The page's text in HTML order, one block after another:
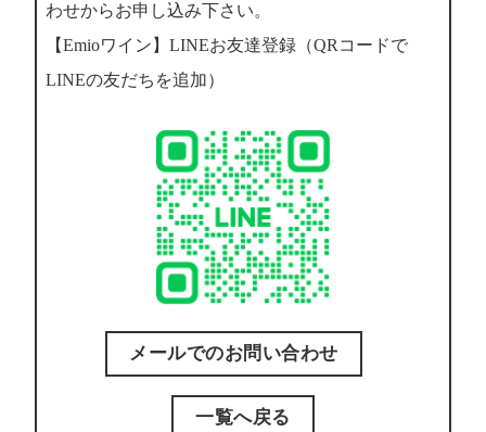
わせからお申し込み下さい。
【Emioワイン】LINEお友達登録（QRコードで
LINEの友だちを追加）
メールでのお問い合わせ
一覧へ戻る